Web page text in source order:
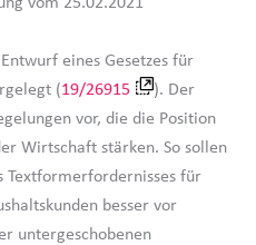
eines Gesetzes für
(19/26915
). Der
vor, die die Position
Wirtschaft stärken. So sollen
Textformerfordernisses für
besser vor
untergeschobenen